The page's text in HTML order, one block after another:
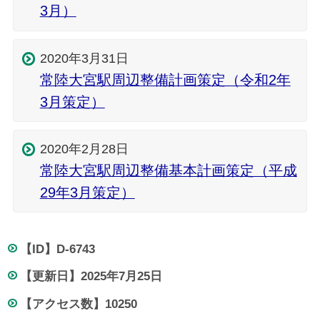
3月）
2020年3月31日
常陸大宮駅周辺整備計画策定（令和2年
3月策定）
2020年2月28日
常陸大宮駅周辺整備基本計画策定（平成
29年3月策定）
【ID】 D-6743
【更新日】 2025年7月25日
【アクセス数】 10250